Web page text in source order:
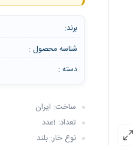
برند:
شناسه محصول :
دسته :
ساخت: ایران
تعداد: 1عدد
نوع خار: بلند